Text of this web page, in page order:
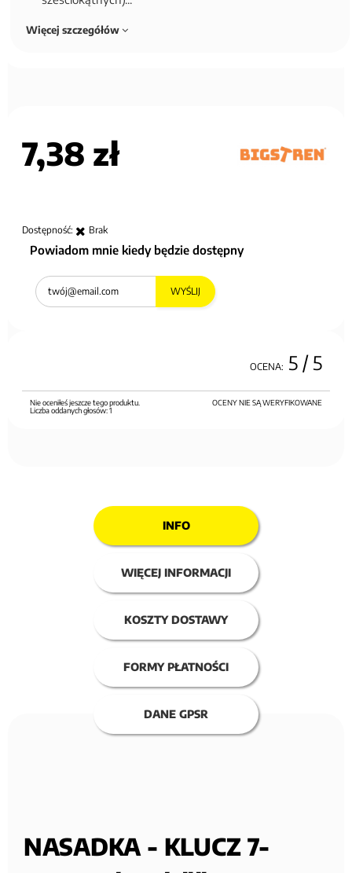
Więcej szczegółów
7,38 zł
Dostępność: Brak
Powiadom mnie kiedy będzie dostępny
WYŚLIJ
OCENA: 5 / 5
OCENY NIE SĄ WERYFIKOWANE
Nie oceniłeś jeszcze tego produktu.
Liczba oddanych głosów:1
INFO
WIĘCEJ INFORMACJI
KOSZTY DOSTAWY
FORMY PŁATNOŚCI
DANE GPSR
NASADKA - KLUCZ 7-